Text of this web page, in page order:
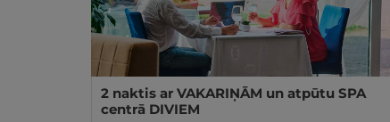
2 naktis ar VAKARIŅĀM un atpūtu SPA
centrā DIVIEM